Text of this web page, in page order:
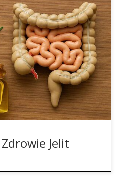
Tak Wrażliwy? Układ
skomplikowany
ze sobą narządy,
Każde zachwianie tej
na samopoczuciu – w postaci
brzucha. Coraz więcej
wsparcia trawienia,
Jelit